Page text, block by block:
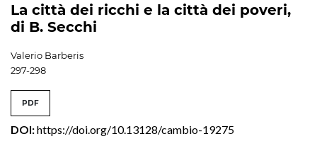
La città dei ricchi e la città dei poveri,
di B. Secchi
Valerio Barberis
297-298
PDF
DOI:https://doi.org/10.13128/cambio-19275